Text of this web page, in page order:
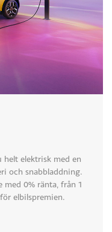
helt elektrisk med en
och snabbladdning.
med 0% ränta, från 1
elbilspremien.